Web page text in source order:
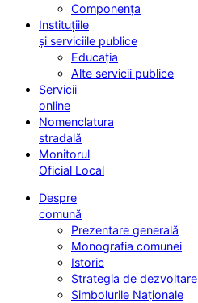
Componența
Instituțiile
și serviciile publice
Educația
Alte servicii publice
Servicii
online
Nomenclatura
stradală
Monitorul
Oficial Local
Despre
comună
Prezentare generală
Monografia comunei
Istoric
Strategia de dezvoltare
Simbolurile Naționale